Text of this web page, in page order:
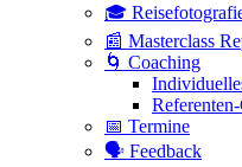
🎓
📰 Masterclass
🌀 Coaching
📅 Termine
🗣 Feedback